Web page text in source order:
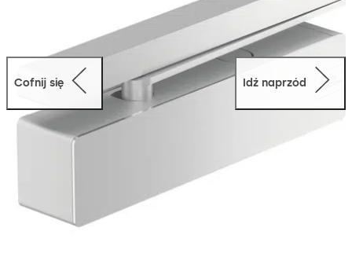
Cofnij się Idź naprzód